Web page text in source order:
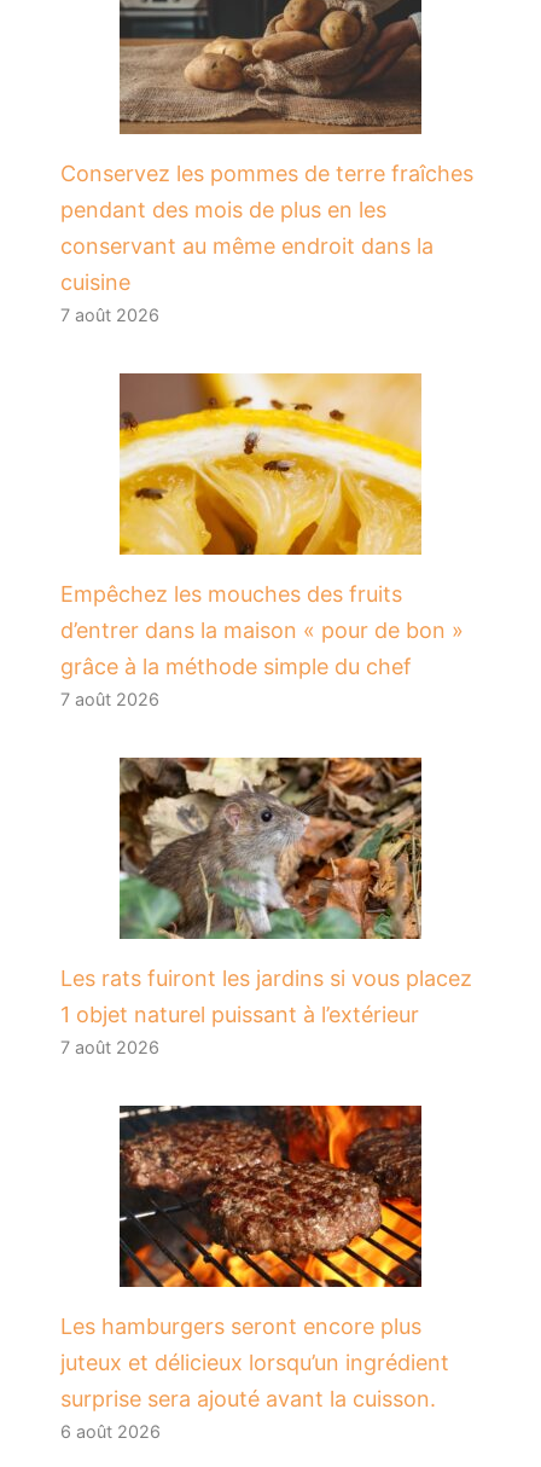
Conservez les pommes de terre fraîches
pendant des mois de plus en les
conservant au même endroit dans la
cuisine
7 août 2026
​Empêchez les mouches des fruits
d’entrer dans la maison « pour de bon »
grâce à la méthode simple du chef
7 août 2026
Les rats fuiront les jardins si vous placez
1 objet naturel puissant à l’extérieur
7 août 2026
Les hamburgers seront encore plus
juteux et délicieux lorsqu’un ingrédient
surprise sera ajouté avant la cuisson.
6 août 2026